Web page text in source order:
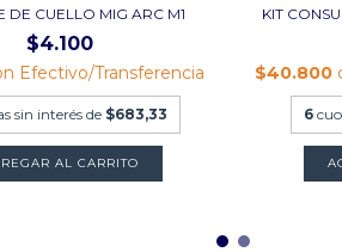
DE CUELLO MIG ARC M1
$4.100
Efectivo/Transferencia
sin interés de $683,33
KIT
$40.800
6